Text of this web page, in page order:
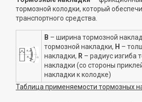
тормозной колодки, который
транспортного средства.
B – ширина тормозной
тормозной накладки, H –
накладки, R – радиус изгиба
накладки (со стороны
накладки к колодке)
Таблица применяемости тормозных